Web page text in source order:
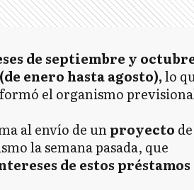
de septiembre y
enero hasta agosto),lo
el organismo
al envío de unproyecto de
la semana pasada, que
de estos préstamos